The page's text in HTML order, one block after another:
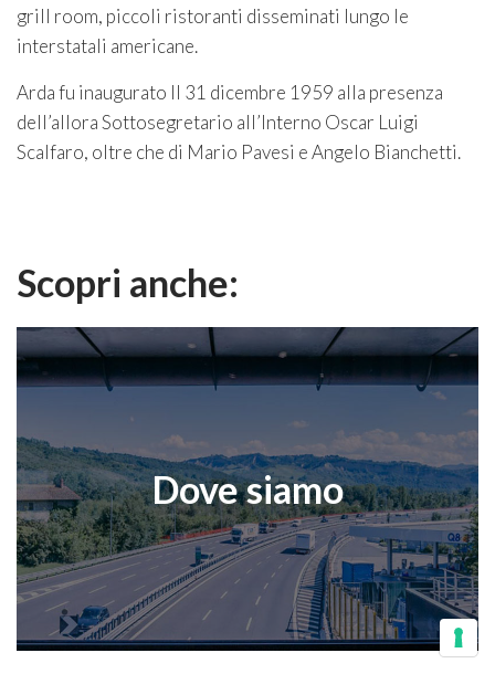
grill room, piccoli ristoranti disseminati lungo le
interstatali americane.
Arda fu inaugurato Il 31 dicembre 1959 alla presenza
dell’allora Sottosegretario all’Interno Oscar Luigi
Scalfaro, oltre che di Mario Pavesi e Angelo Bianchetti.
Scopri anche:
Dove siamo